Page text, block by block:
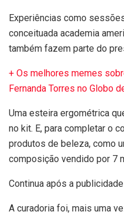
Experiências como
conceituada academia
também fazem parte do
+ Os melhores memes
Fernanda Torres no Globo
Uma esteira ergométrica
no kit. E, para completar o
produtos de beleza, como
composição vendido por 7
Continua após a publicidade
A curadoria foi, mais uma